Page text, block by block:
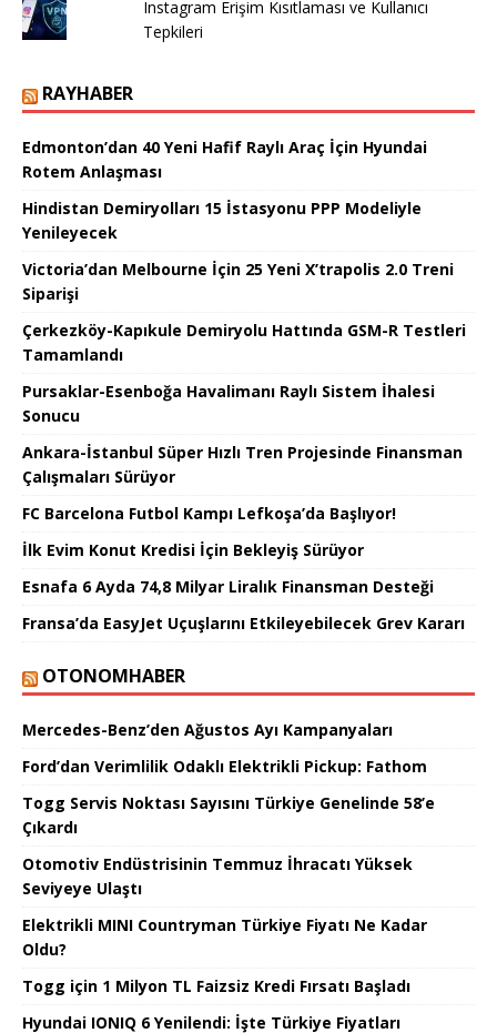
Instagram Erişim Kısıtlaması ve Kullanıcı
Tepkileri
RAYHABER
Edmonton’dan 40 Yeni Hafif Raylı Araç İçin Hyundai
Rotem Anlaşması
Hindistan Demiryolları 15 İstasyonu PPP Modeliyle
Yenileyecek
Victoria’dan Melbourne İçin 25 Yeni X’trapolis 2.0 Treni
Siparişi
Çerkezköy-Kapıkule Demiryolu Hattında GSM-R Testleri
Tamamlandı
Pursaklar-Esenboğa Havalimanı Raylı Sistem İhalesi
Sonucu
Ankara-İstanbul Süper Hızlı Tren Projesinde Finansman
Çalışmaları Sürüyor
FC Barcelona Futbol Kampı Lefkoşa’da Başlıyor!
İlk Evim Konut Kredisi İçin Bekleyiş Sürüyor
Esnafa 6 Ayda 74,8 Milyar Liralık Finansman Desteği
Fransa’da EasyJet Uçuşlarını Etkileyebilecek Grev Kararı
OTONOMHABER
Mercedes-Benz’den Ağustos Ayı Kampanyaları
Ford’dan Verimlilik Odaklı Elektrikli Pickup: Fathom
Togg Servis Noktası Sayısını Türkiye Genelinde 58’e
Çıkardı
Otomotiv Endüstrisinin Temmuz İhracatı Yüksek
Seviyeye Ulaştı
Elektrikli MINI Countryman Türkiye Fiyatı Ne Kadar
Oldu?
Togg için 1 Milyon TL Faizsiz Kredi Fırsatı Başladı
Hyundai IONIQ 6 Yenilendi: İşte Türkiye Fiyatları